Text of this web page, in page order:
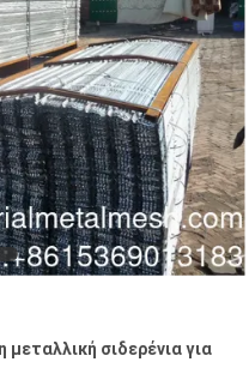
σιδερένια για